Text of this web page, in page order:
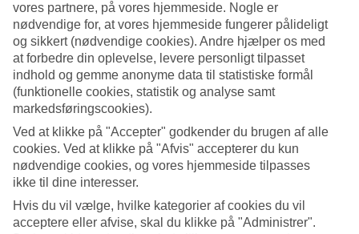
Juni
Juni
Juli
Juli
August
August
September
vores partnere, på vores hjemmeside. Nogle er
nødvendige for, at vores hjemmeside fungerer pålideligt
og sikkert (nødvendige cookies). Andre hjælper os med
at forbedre din oplevelse, levere personligt tilpasset
indhold og gemme anonyme data til statistiske formål
(funktionelle cookies, statistik og analyse samt
markedsføringscookies).
Ved at klikke på "Accepter" godkender du brugen af alle
cookies. Ved at klikke på "Afvis" accepterer du kun
nødvendige cookies, og vores hjemmeside tilpasses
ikke til dine interesser.
Hvis du vil vælge, hvilke kategorier af cookies du vil
acceptere eller afvise, skal du klikke på "Administrer".